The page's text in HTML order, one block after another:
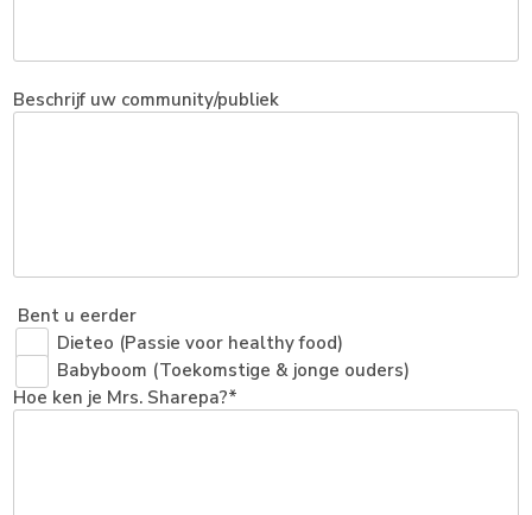
Beschrijf uw community/publiek
Bent u eerder
Dieteo (Passie voor healthy food)
Babyboom (Toekomstige & jonge ouders)
Hoe ken je Mrs. Sharepa?